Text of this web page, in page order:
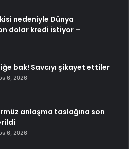
nedeniyle Dünya
dolar kredi istiyor –
bak! Savcıyı şikayet ettiler
6, 2026
anlaşma taslağına son
6, 2026